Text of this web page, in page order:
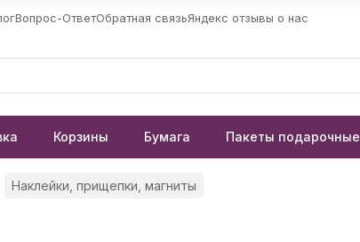
Вопрос-ОтветОбратная связьЯндекс отзывы о нас
Корзины Бумага Пакеты подарочные
Наклейки, прищепки, магниты